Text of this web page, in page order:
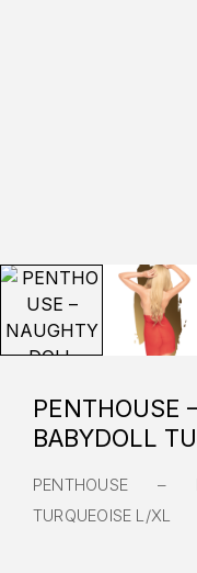
PENTHOUSE
BABYDOLL
PENTHOUSE –
TURQUEOISE L/XL